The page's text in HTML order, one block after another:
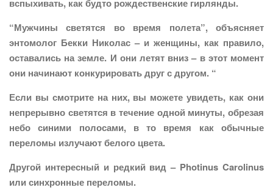
вспыхивать, как будто рождественские гирлянды.
“Мужчины светятся во время полета”, объясняет
энтомолог Бекки Николас – и женщины, как правило,
оставались на земле. И они летят вниз – в этот момент
они начинают конкурировать друг с другом. “
Если вы смотрите на них, вы можете увидеть, как они
непрерывно светятся в течение одной минуты, обрезая
небо синими полосами, в то время как обычные
переломы излучают белого цвета.
Другой интересный и редкий вид – Photinus Carolinus
или синхронные переломы.